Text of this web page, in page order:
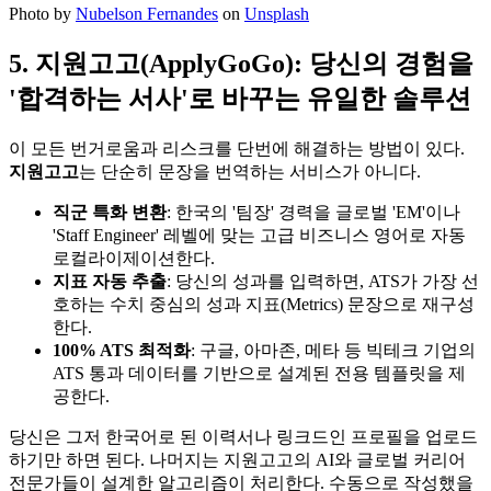
Photo by Nubelson Fernandes on Unsplash
5. 지원고고(ApplyGoGo): 당신의 경험을
'합격하는 서사'로 바꾸는 유일한 솔루션
이 모든 번거로움과 리스크를 단번에 해결하는 방법이 있다. ​
지원고고는 단순히 문장을 번역하는 서비스가 아니다.
직군 특화 변환: 한국의 '팀장' 경력을 글로벌 'EM'이나
'Staff Engineer' 레벨에 맞는 고급 비즈니스 영어로 자동
로컬라이제이션한다.
지표 자동 추출: 당신의 성과를 입력하면, ATS가 가장 선
호하는 수치 중심의 성과 지표(Metrics) 문장으로 재구성
한다.
100% ATS 최적화: 구글, 아마존, 메타 등 빅테크 기업의
ATS 통과 데이터를 기반으로 설계된 전용 템플릿을 제
공한다.
당신은 그저 한국어로 된 이력서나 링크드인 프로필을 업로드
하기만 하면 된다. 나머지는 지원고고의 AI와 글로벌 커리어
전문가들이 설계한 알고리즘이 처리한다. 수동으로 작성했을